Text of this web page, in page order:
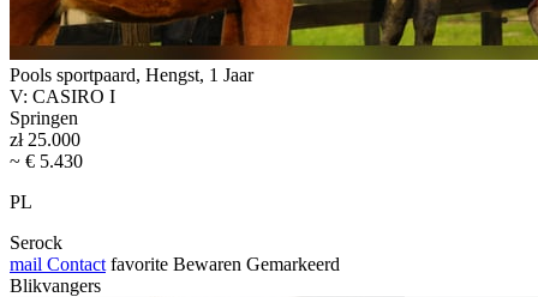
Pools sportpaard, Hengst, 1 Jaar
V: CASIRO I
Springen
zł 25.000
~ € 5.430
PL
Serock
mail Contact favorite Bewaren Gemarkeerd
Blikvangers